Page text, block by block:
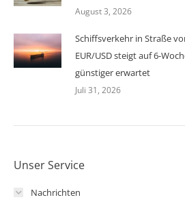
August 3, 2026
Schiffsverkehr in Straße
EUR/USD steigt auf 6-
günstiger erwartet
Juli 31, 2026
Unser Service
Nachrichten